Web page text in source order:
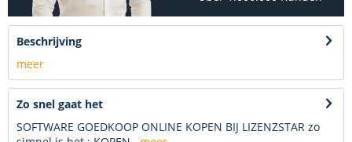
Beschrijving
meer
Zo snel gaat het
SOFTWARE GOEDKOOP ONLINE KOPEN BIJ LIZENZSTAR zo